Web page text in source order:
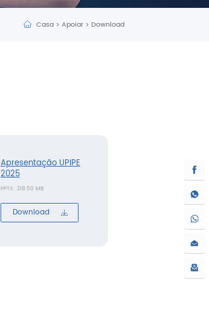
Casa > Apoiar > Download
Apresentação UPIPE
2025
PPTX: 218.50 MB
Download